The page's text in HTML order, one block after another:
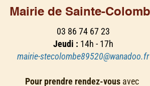
Mairie de Sainte-
03 86 74 67 23
Jeudi : 14h - 17h
mairie-stecolombe89520@wanadoo.fr
Pour prendre rendez-vous avec